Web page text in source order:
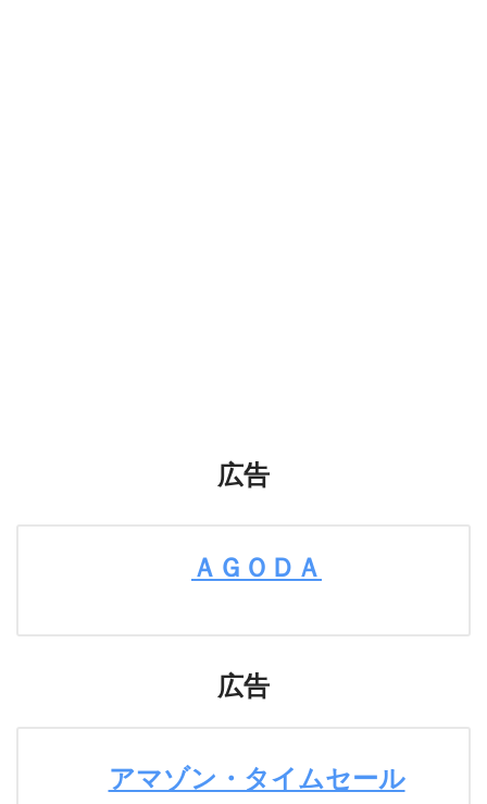
広告
ＡＧＯＤＡ
広告
アマゾン・タイムセール